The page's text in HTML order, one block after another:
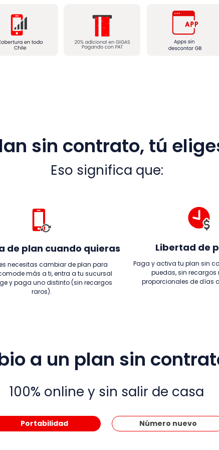
a un plan sin
Portabilidad Número nuevo
sin contrato, tú
Eso significa que:
de plan cuando quieras Libertad de
necesitas cambiar de plan para
más a ti, entra a tu sucursal
y paga uno distinto (sin recargos
raros).
Paga y activa tu plan sin
puedas, sin recargos
proporcionales de días
100% online y sin salir de casa